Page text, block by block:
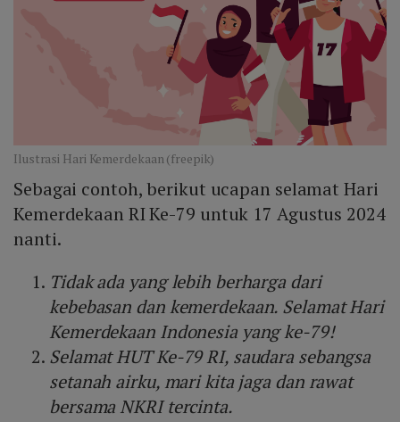
Ilustrasi Hari Kemerdekaan (freepik)
Sebagai contoh, berikut ucapan selamat Hari
Kemerdekaan RI Ke-79 untuk 17 Agustus 2024
nanti.
Tidak ada yang lebih berharga dari
kebebasan dan kemerdekaan. Selamat Hari
Kemerdekaan Indonesia yang ke-79!
Selamat HUT Ke-79 RI, saudara sebangsa
setanah airku, mari kita jaga dan rawat
bersama NKRI tercinta.